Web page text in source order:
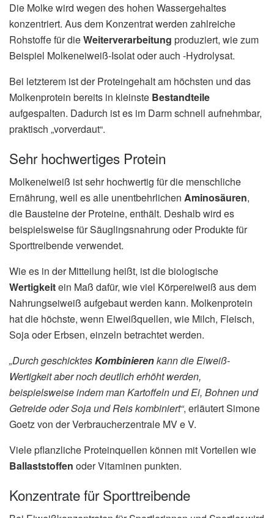
Die Molke wird wegen des hohen Wassergehaltes
konzentriert. Aus dem Konzentrat werden zahlreiche
Rohstoffe für dieWeiterverarbeitung produziert, wie zum
Beispiel Molkeneiweiß-Isolat oder auch -Hydrolysat.
Bei letzterem ist der Proteingehalt am höchsten und das
Molkenprotein bereits in kleinste Bestandteile
aufgespalten. Dadurch ist es im Darm schnell aufnehmbar,
praktisch „vorverdaut“.
Sehr hochwertiges Protein
Molkeneiweiß ist sehr hochwertig für die menschliche
Ernährung, weil es alle unentbehrlichen Aminosäuren,
die Bausteine der Proteine, enthält. Deshalb wird es
beispielsweise für Säuglingsnahrung oder Produkte für
Sporttreibende verwendet.
Wie es in der Mitteilung heißt, ist die biologische
Wertigkeitein Maß dafür, wie viel Körpereiweiß aus dem
Nahrungseiweiß aufgebaut werden kann. Molkenprotein
hat die höchste, wenn Eiweißquellen, wie Milch, Fleisch,
Soja oder Erbsen, einzeln betrachtet werden.
„Durch geschicktesKombinierenkann die Eiweiß-
Wertigkeit aber noch deutlich erhöht werden,
beispielsweise indem man Kartoffeln und Ei, Bohnen und
Getreide oder Soja und Reis kombiniert“, erläutert Simone
Goetz von der Verbraucherzentrale MV e V.
Viele pflanzliche Proteinquellen können mit Vorteilen wie
Ballaststoffen oder Vitaminen punkten.
Konzentrate für Sporttreibende